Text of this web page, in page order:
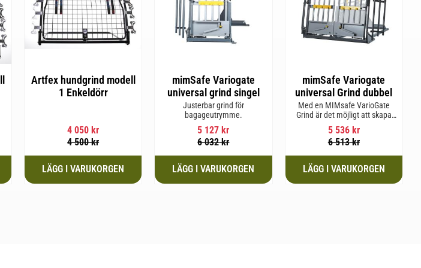
Artfex hundgrind modell
1 Enkeldörr
4 050 kr
4 500kr
mimSafe Variogate
universal grind singel
Justerbar grind för
bagageutrymme.
5 127 kr
6 032kr
mimSafe Variogate
universal Grind dubbel
Med en MIMsafe VarioGate
Grind är det möjligt att skapa
ett inhägnat område i hela
bagageutrymmet som kan
användas för transport av
5 536kr
6 513kr